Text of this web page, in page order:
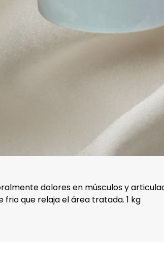
dolores en músculos y
frio que relaja el área tratada. 1 kg